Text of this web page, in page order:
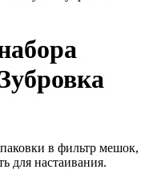
в фильтр мешок,
для настаивания.